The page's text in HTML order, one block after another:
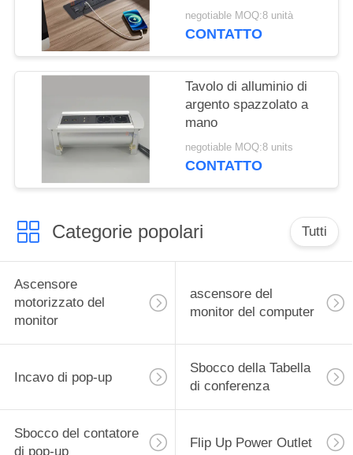
Electric Flip Socket
con 2 prese di corrente
negotiable MOQ:8 unità
CONTATTO
Tavolo di alluminio di
argento spazzolato a
mano
negotiable MOQ:8 units
CONTATTO
Categorie popolari Tutti
Ascensore
motorizzato del
monitor
ascensore del
monitor del computer
Incavo di pop-up
Sbocco della Tabella
di conferenza
Sbocco del contatore
di pop-up
Flip Up Power Outlet